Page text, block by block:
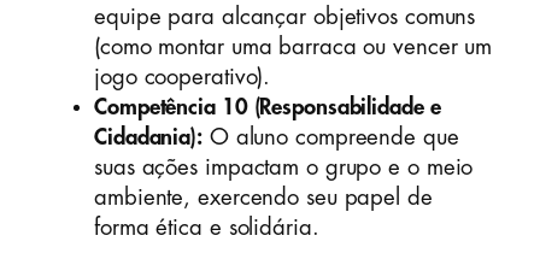
equipe para alcançar objetivos comuns
(como montar uma barraca ou vencer um
jogo cooperativo).
Competência 10 (Responsabilidade e
Cidadania):O aluno compreende que
suas ações impactam o grupo e o meio
ambiente, exercendo seu papel de
forma ética e solidária.